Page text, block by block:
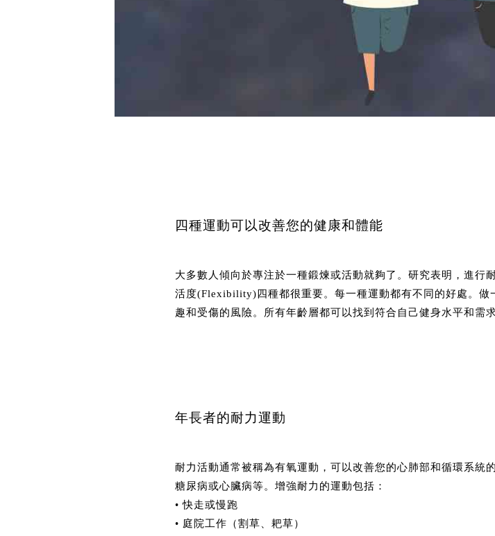
四種運動可以改善您的健康和體能
大多數人傾向於專注於一種鍛煉或活動就夠了。研究表明，進行
活度(Flexibility)四種都很重要。每一種運動都有不同的好處。做
趣和受傷的風險。所有年齡層都可以找到符合自己健身水平和需
年長者的耐力運動
耐力活動通常被稱為有氧運動，可以改善您的心肺部和循環系統
糖尿病或心臟病等。增強耐力的運動包括：
• 快走或慢跑
• 庭院工作（割草、耙草）